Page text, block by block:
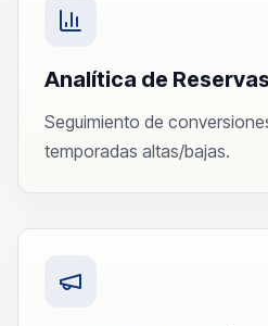
Analítica de Reservas
Seguimiento de
temporadas altas/bajas.